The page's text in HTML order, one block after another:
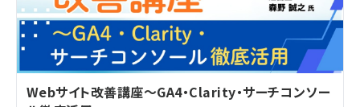
Webサイト改善講座～GA4・Clarity・サーチコンソー